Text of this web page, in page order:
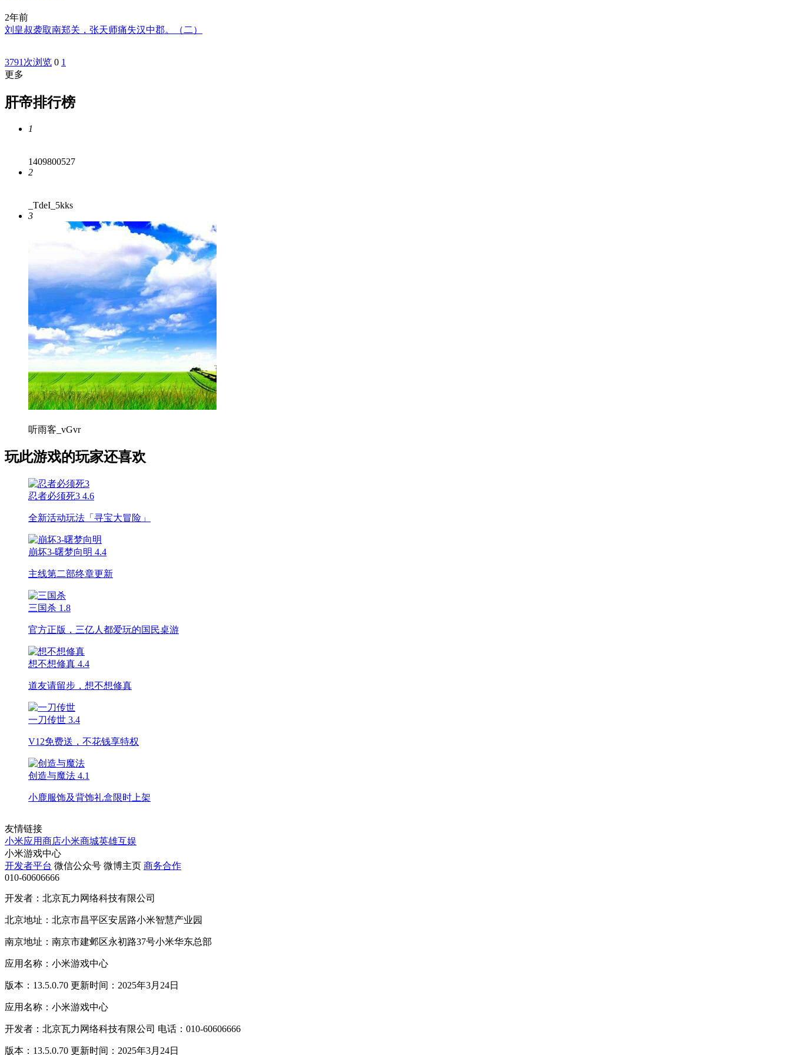
2年前
刘皇叔袭取南郑关，张天师痛失汉中郡。（二）
3791次浏览 0 1
更多
肝帝排行榜
1
1409800527
2
_TdeI_5kks
3
听雨客_vGvr
玩此游戏的玩家还喜欢
忍者必须死3 4.6
全新活动玩法「寻宝大冒险」
崩坏3-曙梦向明 4.4
主线第二部终章更新
三国杀 1.8
官方正版，三亿人都爱玩的国民桌游
想不想修真 4.4
道友请留步，想不想修真
一刀传世 3.4
V12免费送，不花钱享特权
创造与魔法 4.1
小鹿服饰及背饰礼盒限时上架
友情链接
小米应用商店小米商城英雄互娱
小米游戏中心
开发者平台 微信公众号 微博主页 商务合作
010-60606666
开发者：北京瓦力网络科技有限公司
北京地址：北京市昌平区安居路小米智慧产业园
南京地址：南京市建邺区永初路37号小米华东总部
应用名称：小米游戏中心
版本：13.5.0.70 更新时间：2025年3月24日
应用名称：小米游戏中心
开发者：北京瓦力网络科技有限公司 电话：010-60606666
版本：13.5.0.70 更新时间：2025年3月24日